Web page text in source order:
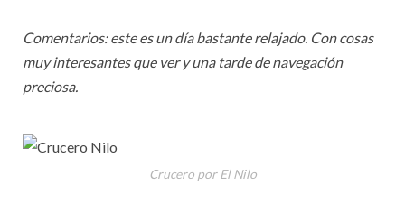
Comentarios: este es un día bastante relajado. Con cosas
muy interesantes que ver y una tarde de navegación
preciosa.
Crucero por El Nilo